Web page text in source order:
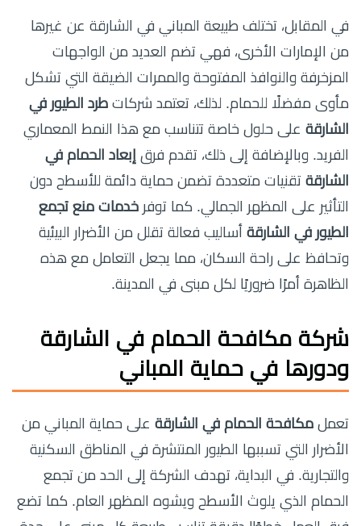
في المقابل، تختلف طبيعة المباني في الشارقة عن غيرها
من الإمارات الأخرى، فهي تضم العديد من الواجهات
المزخرفة والنوافذ المفتوحة والممرات الضيقة التي تشكل
مأوى مفضلًا للحمام. لذلك، تعتمد شركات طرد الطيور في
الشارقة على حلول خاصة تتناسب مع هذا النمط المعماري
الفريد. وبالإضافة إلى ذلك، تقدم فرق إبعاد الحمام في
الشارقة تقنيات متعددة تضمن حماية دائمة للأسطح دون
التأثير على المظهر الجمالي. كما توفر خدمات منع تجمع
الطيور في الشارقة أساليب فعالة تقلل من الأضرار البيئية
وتحافظ على راحة السكان، مما يجعل التعامل مع هذه
الظاهرة أمرًا ضروريًا لكل مبنى في المدينة.
شركة مكافحة الحمام في الشارقة
ودورها في حماية المباني
تعمل مكافحة الحمام في الشارقة على حماية المباني من
الأضرار التي تسببها الطيور المنتشرة في المناطق السكنية
والتجارية. في البداية، تهدف الشركة إلى الحد من تجمع
الحمام الذي يلوث الأسطح ويشوه المظهر العام. كما تضع